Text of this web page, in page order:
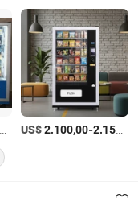
/Pieza
US$2.100,00-2.150,00